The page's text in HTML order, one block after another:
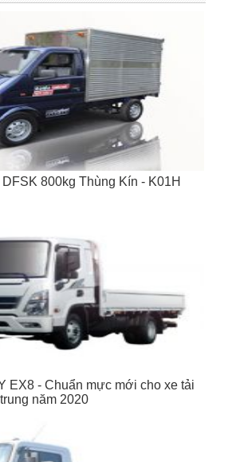
800kg Thùng Kín - K01H
EX8 - Chuẩn mực mới cho xe tải
trung năm 2020